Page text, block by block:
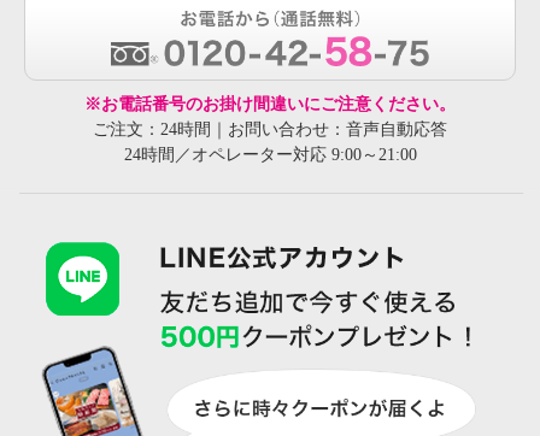
※お電話番号のお掛け間違いにご注意ください。
ご注文：24時間｜お問い合わせ：音声自動応答
24時間／オペレーター対応 9:00～21:00